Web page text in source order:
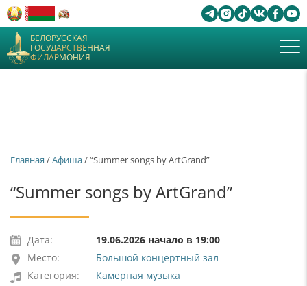
БЕЛОРУССКАЯ
ГОСУДАРСТВЕННАЯ
ФИЛАРМОНИЯ
Главная /Афиша/ “Summer songs by ArtGrand”
“Summer songs by ArtGrand”
Дата:
19.06.2026 начало в 19:00
Место:
Большой концертный зал
Категория:
Камерная музыка